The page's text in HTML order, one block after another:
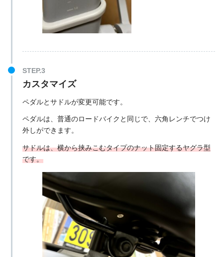
カスタマイズ
ペダルとサドルが変更可能です。
ペダルは、普通のロードバイクと同じで、六角レンチでつけ
外しができます。
サドルは、横から挟みこむタイプのナット固定するヤグラ型
です。